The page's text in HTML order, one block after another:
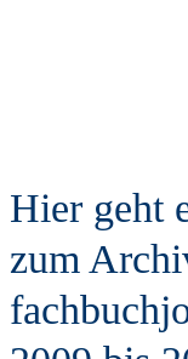
Hier geht
zum
fachb